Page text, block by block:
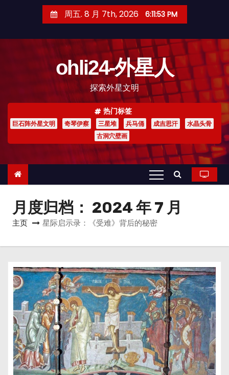
周五. 8 月 7th, 2026 6:11:54 PM
ohli24-外星人
探索外星文明
热门标签
巨石阵外星文明 奇琴伊察 三星堆 兵马俑 成吉思汗
水晶头骨
古洞穴壁画
月度归档： 2024 年 7 月
主页 星际启示录：《受难》背后的秘密